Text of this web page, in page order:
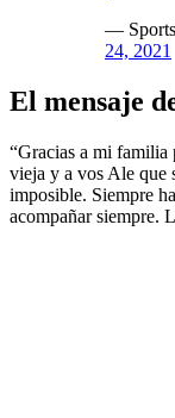
—
24, 2021
El mensaje
“Gracias a mi familia
vieja y a vos Ale que
imposible. Siempre
acompañar siempre.